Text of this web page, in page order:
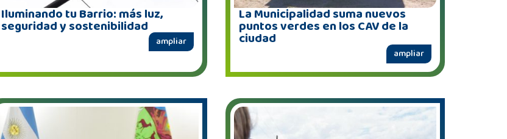
Iluminando tu Barrio: más luz,
seguridad y sostenibilidad
ampliar
La Municipalidad suma nuevos
puntos verdes en los CAV de la
ciudad
ampliar